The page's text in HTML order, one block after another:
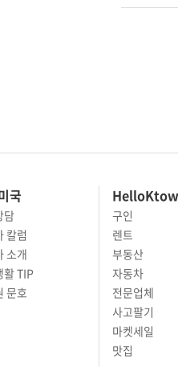
국
담
칼럼
소개
HelloKtown
구인
렌트
부동산
자동차
전문업체
사고팔기